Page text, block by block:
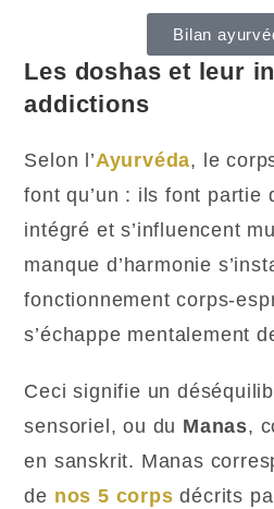
Bilan
Les doshas et leur
addictions
Selon l’Ayurvéda, le
font qu’un : ils font partie
intégré et s’influencent
manque d’harmonie
fonctionnement corps-
s’échappe mentalement
Ceci signifie un
sensoriel, ou du Manas,
en sanskrit. Manas
de nos 5 corps décrits